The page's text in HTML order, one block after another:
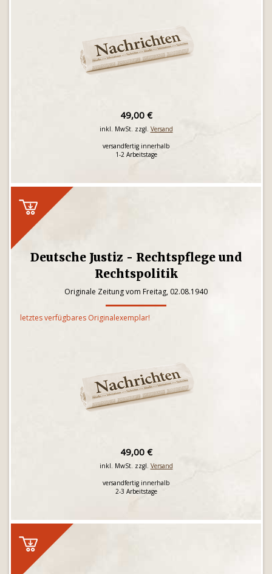
49,00 €
inkl. MwSt. zzgl. Versand
versandfertig innerhalb
1-2 Arbeitstage
Deutsche Justiz - Rechtspflege und
Rechtspolitik
Originale Zeitung vom Freitag, 02.08.1940
letztes verfügbares Originalexemplar!
49,00 €
inkl. MwSt. zzgl. Versand
versandfertig innerhalb
2-3 Arbeitstage